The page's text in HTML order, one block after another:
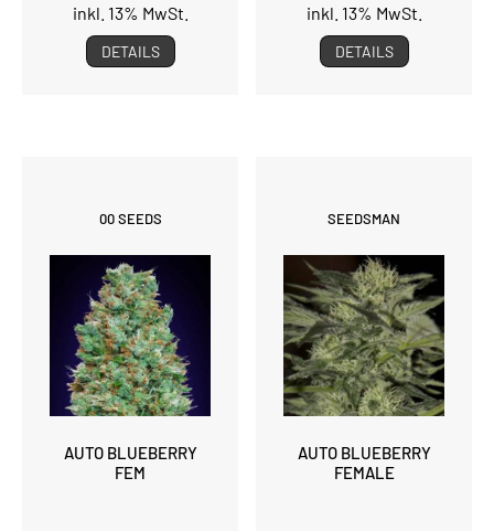
inkl. 13% MwSt.
DETAILS
inkl. 13% MwSt.
DETAILS
00 SEEDS
AUTO BLUEBERRY
FEM
SEEDSMAN
AUTO BLUEBERRY
FEMALE